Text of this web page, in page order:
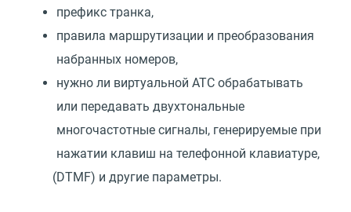
префикс транка,
правила маршрутизации и преобразования
набранных номеров,
нужно ли виртуальной АТС обрабатывать
или передавать двухтональные
многочастотные сигналы, генерируемые при
нажатии клавиш на телефонной клавиатуре,
(DTMF) и другие параметры.